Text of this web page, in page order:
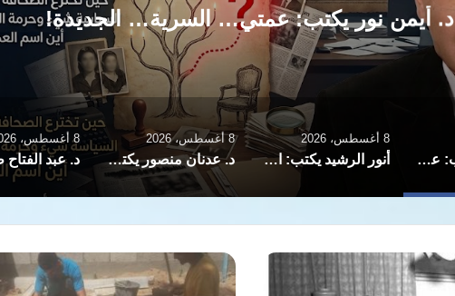
د. أيمن نور يكتب: عمتي… السرية… الجديدة!
د. أيمن نور يكتب: عمتي… السرية… الجديدة!
8 أغسطس، 2026
أنور الرشيد يكتب: اتفاق مكة التاريخي سيفرض السلام في المنطقة
8 أغسطس، 2026
د. عدنان منصور يكتب: حتى لا تتحوّل المفاوضات اللبنانية ـ «الإسرائيلية» إلى إدارة أزمة
8 أغسطس، 2026
أزمة
مواد